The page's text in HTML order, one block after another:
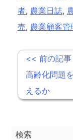
者, 農業日誌,
売, 農業顧客管
投
稿
ナ
ゲ
<< 前の記事
高齢化問題
えるか
検索